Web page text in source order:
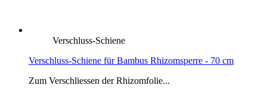
Verschluss-Schiene
Verschluss-Schiene für Bambus Rhizomsperre - 70 cm
Zum Verschliessen der Rhizomfolie...